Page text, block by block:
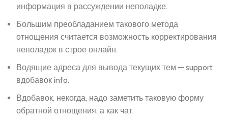
информация в рассуждении неполадке.
Большим преобладанием такового метода
отнощения считается возможность корректирования
неполадок в строе онлайн.
Водящие адреса для вывода текущих тем — support
вдобавок info.
Вдобавок, некогда, надо заметить таковую форму
обратной отнощения, а как чат.